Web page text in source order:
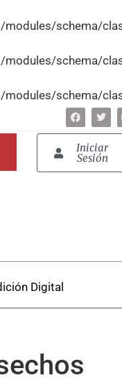
schema/
schema/
schema/
Iniciar
Sesión
Digital